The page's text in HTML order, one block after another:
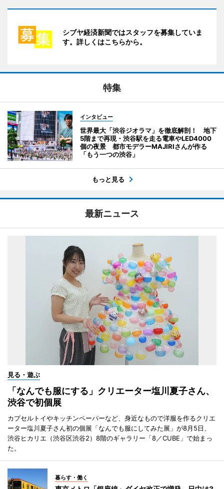
シブヤ経済新聞ではスタッフを募集していま
す。詳しくはこちらから。
特集
インタビュー
世界最大「渋谷ジオラマ」を徹底解剖！ 地下
5階まで再現・渋谷駅を走る電車やLED4000
個の夜景 都市モデラーMAJIRIさんが作る
「もう一つの渋谷」
もっと見る
最新ニュース
見る・遊ぶ
「なんでも服にする」クリエーター塩川夏子さん、
渋谷で初個展
カプセルトイやキッチンペーパーなど、身近なもので洋服を作るクリエ
ーター塩川夏子さん初の個展「なんでも服にしてみた展」が8月5日、
渋谷ヒカリエ（渋谷区渋谷2）8階のギャラリー「8／CUBE」で始まっ
た。
暮らす・働く